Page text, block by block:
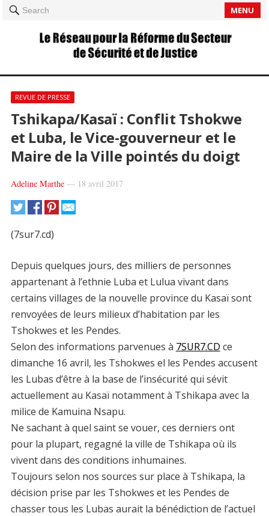
Search MENU
REVUE DE PRESSE
Tshikapa/Kasaï : Conflit Tshokwe
et Luba, le Vice-gouverneur et le
Maire de la Ville pointés du doigt
Adeline Marthe— 18 avril 2017
(7sur7.cd)
Depuis quelques jours, des milliers de personnes
appartenant à l’ethnie Luba et Lulua vivant dans
certains villages de la nouvelle province du Kasaï sont
renvoyées de leurs milieux d’habitation par les
Tshokwes et les Pendes.
Selon des informations parvenues à 7SUR7.CD ce
dimanche 16 avril, les Tshokwes el les Pendes accusent
les Lubas d’être à la base de l’insécurité qui sévit
actuellement au Kasaï notamment à Tshikapa avec la
milice de Kamuina Nsapu.
Ne sachant à quel saint se vouer, ces derniers ont
pour la plupart, regagné la ville de Tshikapa où ils
vivent dans des conditions inhumaines.
Toujours selon nos sources sur place à Tshikapa, la
décision prise par les Tshokwes et les Pendes de
chasser tous les Lubas aurait la bénédiction de l’actuel